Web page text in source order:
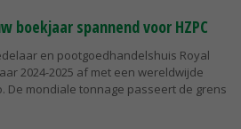
boekjaar spannend voor HZPC
en pootgoedhandelshuis Royal
2024-2025 af met een wereldwijde
De mondiale tonnage passeert de grens